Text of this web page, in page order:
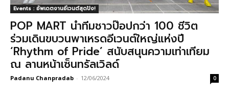
Events : อัพเดตงานอีเวนต์สุดปัง!
POP MART นำทีมชาวป๊อปกว่า 100 ชีวิต
ร่วมเดินขบวนพาเหรดอีเวนต์ใหญ่แห่งปี
‘Rhythm of Pride’ สนับสนุนความเท่าเทียม
ณ ลานหน้าเซ็นทรัลเวิลด์
Padanu Chanpradab - 12/06/2024 0